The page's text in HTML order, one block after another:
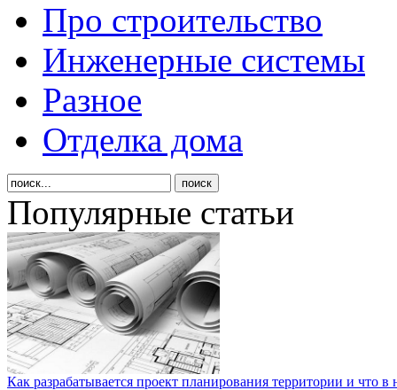
Про строительство
Инженерные системы
Разное
Отделка дома
Популярные статьи
Как разрабатывается проект планирования территории и что в